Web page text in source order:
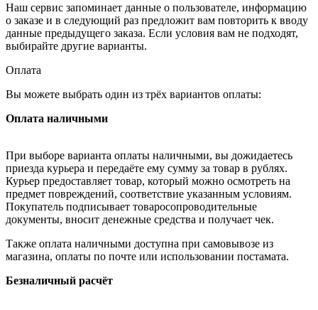
Наш сервис запоминает данные о пользователе, информацию
о заказе и в следующий раз предложит вам повторить к вводу
данные предыдущего заказа. Если условия вам не подходят,
выбирайте другие варианты.
Оплата
Вы можете выбрать один из трёх вариантов оплаты:
Оплата наличными
При выборе варианта оплаты наличными, вы дожидаетесь
приезда курьера и передаёте ему сумму за товар в рублях.
Курьер предоставляет товар, который можно осмотреть на
предмет повреждений, соответствие указанным условиям.
Покупатель подписывает товаросопроводительные
документы, вносит денежные средства и получает чек.
Также оплата наличными доступна при самовывозе из
магазина, оплаты по почте или использовании постамата.
Безналичный расчёт